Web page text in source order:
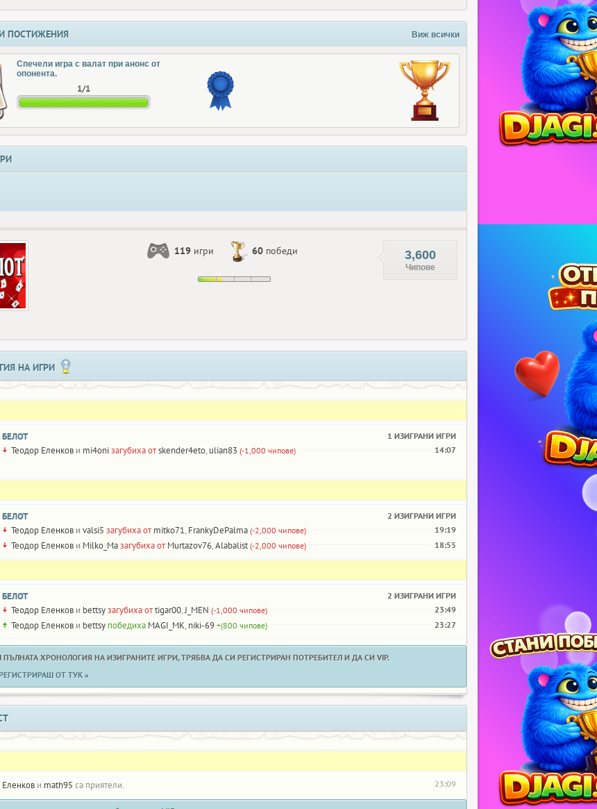
ПОСТИЖЕНИЯ Виж всички
Спечели игра с валат при анонс от
опонента.
1/1
119 игри 60 победи 3,600
Чипове
НА ИГРИ
БЕЛОТ 1 ИЗИГРАНИ ИГРИ
Теодор Еленков и mi4oniзагубиха отskender4eto, ulian83 (-1,000 чипове) 14:07
БЕЛОТ 2 ИЗИГРАНИ ИГРИ
Теодор Еленков и valsi5 загубиха от mitko71, FrankyDePalma (-2,000 чипове) 19:19
Теодор Еленков и Milko_Maзагубиха от Murtazov76,Alabalist (-2,000 чипове) 18:55
БЕЛОТ 2 ИЗИГРАНИ ИГРИ
Теодор Еленков и bettsyзагубиха отtigar00,J_MEN (-1,000 чипове) 23:49
Теодор Еленков и bettsy победиха MAGI_MK, niki-69 +(800 чипове) 23:27
ХРОНОЛОГИЯ НА ИЗИГРАНИТЕ ИГРИ, ТРЯБВА ДА СИ РЕГИСТРИРАН ПОТРЕБИТЕЛ И ДА СИ VIP.
ОТ ТУК »
и math95 са приятели. 23:09